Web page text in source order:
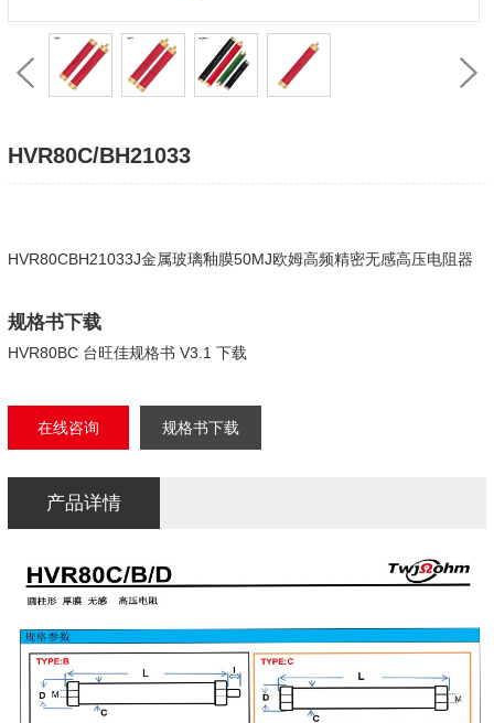
HVR80C/BH21033
HVR80CBH21033J金属玻璃釉膜50MJ欧姆高频精密无感高压电阻器
规格书下载
HVR80BC 台旺佳规格书 V3.1 下载
在线咨询 规格书下载
产品详情